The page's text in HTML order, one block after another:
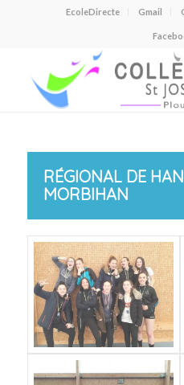
EcoleDirecte Gmail
RÉGIONAL DE
MORBIHAN